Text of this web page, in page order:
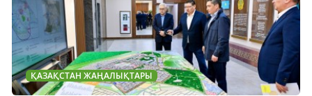
ҚАЗАҚСТАН ЖАҢАЛЫҚТАРЫ